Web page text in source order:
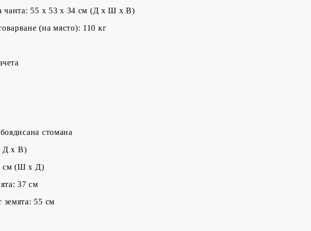
чанта: 55 x 53 x 34 см (Д x Ш x В)
(на място): 110 кг
стомана
Д x В)
cм (Ш x Д)
37 см
земята: 55 см